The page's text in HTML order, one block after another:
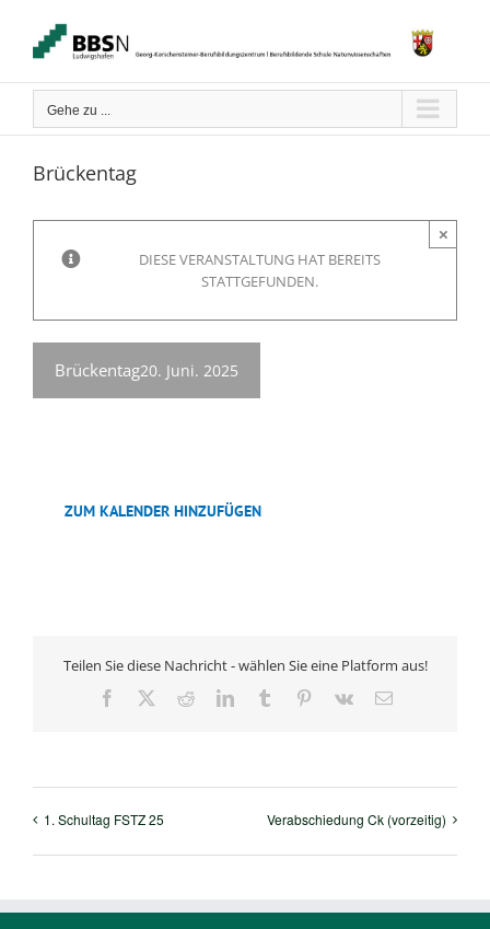
springen
Gehe zu ...
Brückentag
DIESE VERANSTALTUNG HAT BEREITS
STATTGEFUNDEN.
×
Brückentag20. Juni. 2025
ZUM KALENDER HINZUFÜGEN
Teilen Sie diese Nachricht - wählen Sie eine Platform aus!
Facebook RedditLinkedInTumblr Pinterest
Vk
E-
1. Schultag FSTZ 25 Verabschiedung Ck (vorzeitig)